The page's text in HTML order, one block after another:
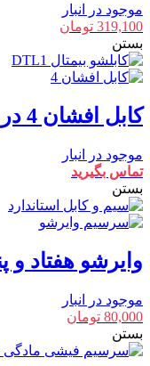
موجود در انبار
319,100 تومان
بستن
کابل افشان 4 در 0.75 نوید
موجود در انبار
تماس بگیرید
بستن
وایرشو هفتاد و
موجود در انبار
80,000 تومان
بستن